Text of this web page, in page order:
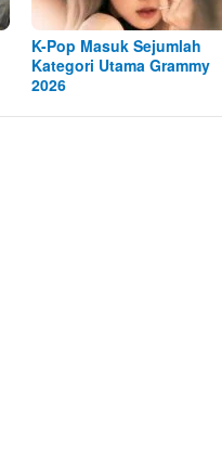
K-Pop Masuk Sejumlah
Kategori Utama Grammy
2026